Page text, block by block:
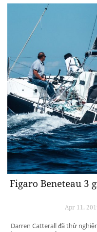
Figaro Beneteau 3
Apr 11,
Darren Catterall đã thử